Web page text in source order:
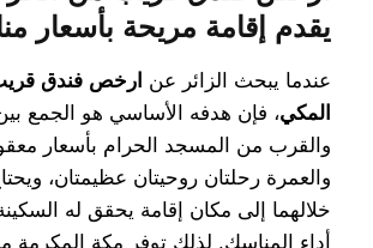
يقدم إقامة مريحة بأسعار
عندما يبحث الزائر عن ارخص فندق
المكي، فإن هدفه الأساسي هو الجمع
والقرب من المسجد الحرام بأسعار
والعمرة رحلتان روحيتان عظيمتان،
خلالهما إلى مكان إقامة يحقق له
أداء المناسك. لذلك توفر مكة